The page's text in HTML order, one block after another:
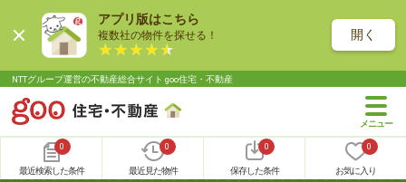
アプリ版はこちら
複数社の物件を探せる！ 開く
NTTグループ運営の不動産総合サイト goo住宅・不動産
0
最近検索した条件
0
最近見た物件
0
保存した条件
0
お気に入り